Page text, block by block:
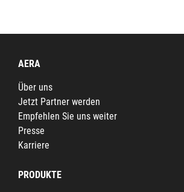
AERA
Über uns
Jetzt Partner werden
Empfehlen Sie uns weiter
Presse
Karriere
PRODUKTE